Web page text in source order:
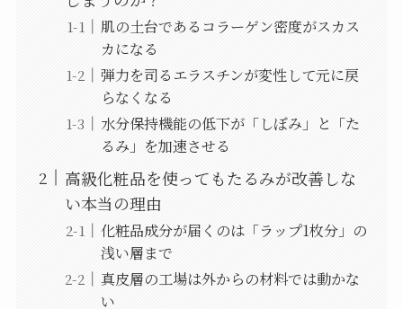
肌の土台であるコラーゲン密度がスカス
カになる
弾力を司るエラスチンが変性して元に戻
らなくなる
水分保持機能の低下が「しぼみ」と「た
るみ」を加速させる
高級化粧品を使ってもたるみが改善しな
い本当の理由
化粧品成分が届くのは「ラップ1枚分」の
浅い層まで
真皮層の工場は外からの材料では動かな
い